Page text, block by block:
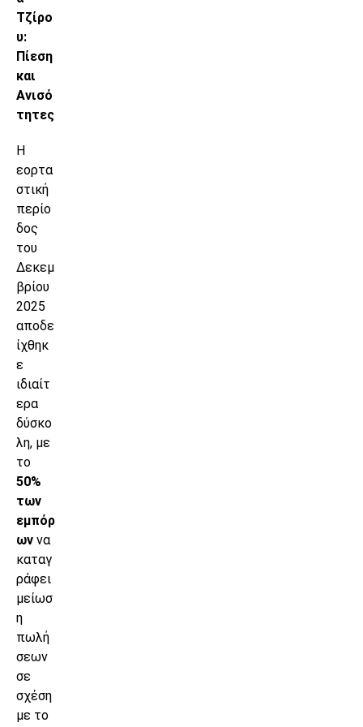
Τζίρο
υ:
Πίεση
και
Ανισό
τητες
Η
εορτα
στική
περίο
δος
του
Δεκεμ
βρίου
2025
αποδε
ίχθηκ
ε
ιδιαίτ
ερα
δύσκο
λη, με
το
50%
των
εμπόρ
ων να
καταγ
ράφει
μείωσ
η
πωλή
σεων
σε
σχέση
με το